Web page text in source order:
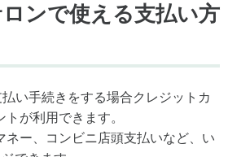
ンで使える支払い方
払い手続きをする場合クレジットカ
が利用できます。
ネー、コンビニ店頭支払いなど、い